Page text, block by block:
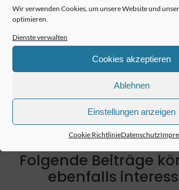
Wir verwenden Cookies, um unsere Website und
optimieren.
Dienste verwalten
Cookies akzeptieren
Ablehnen
Einstellungen anzeigen
Cookie RichtlinieDatenschutz
Folgende Beiträge
ebenfalls